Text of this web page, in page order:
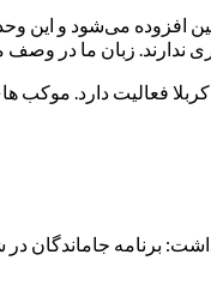
افزوده می‌شود و
ندارند. زبان ما در
فعالیت دارد. موکب
هم در این همایش از برپایی مواکب اوقاف از